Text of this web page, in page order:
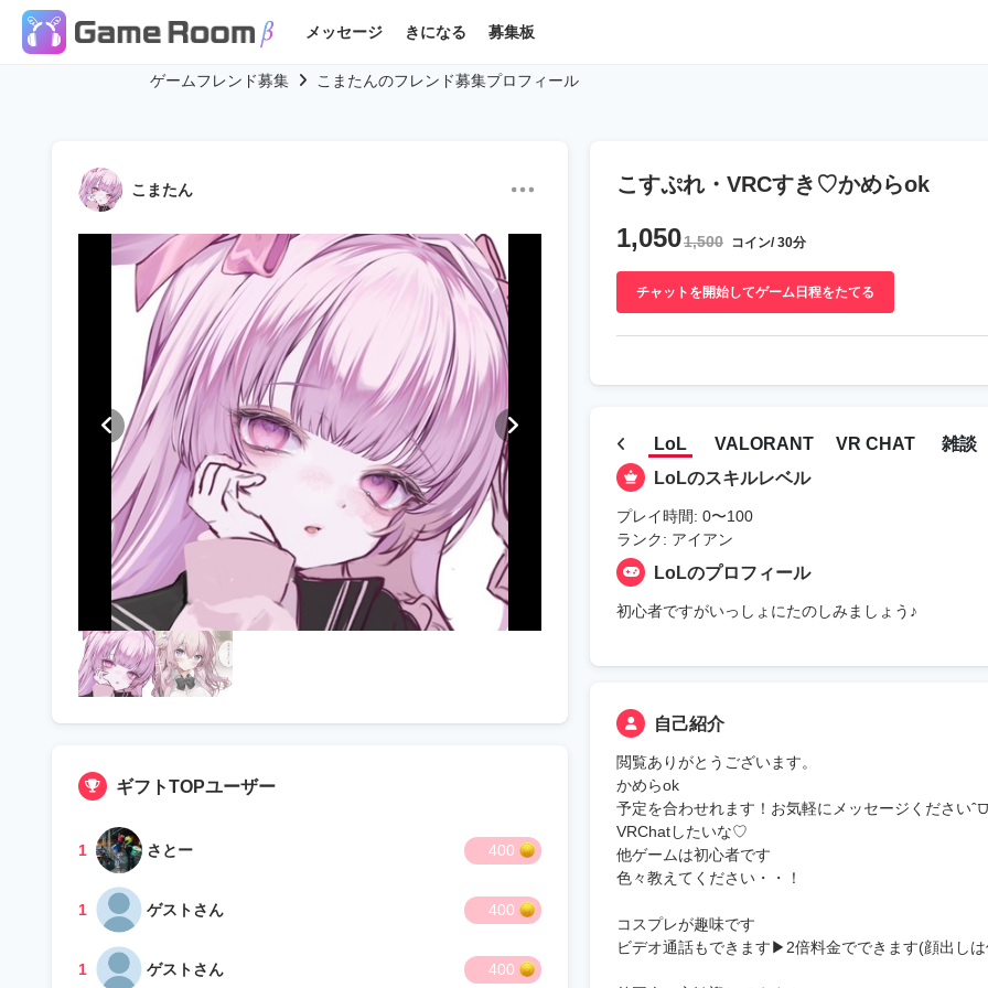
メッセージ きになる 募集板
ゲームフレンド募集 こまたんのフレンド募集プロフィール
こまたん
ギフトTOPユーザー
1 さとー 400
1 ゲストさん 400
1 ゲストさん 400
こすぷれ・VRCすき♡かめらok
1,0501,500 コイン/ 30分
チャットを開始してゲーム日程をたてる
LoL VALORANT VR CHAT 雑談
LoLのスキルレベル
プレイ時間: 0〜100
ランク: アイアン
LoLのプロフィール
初心者ですがいっしょにたのしみましょう♪
自己紹介
閲覧ありがとうございます。
かめらok
予定を合わせれます！お気軽にメッセージください
VRChatしたいな♡
他ゲームは初心者です
色々教えてください・・！
コスプレが趣味です
ビデオ通話もできます▶︎2倍料金でできます(顔出し